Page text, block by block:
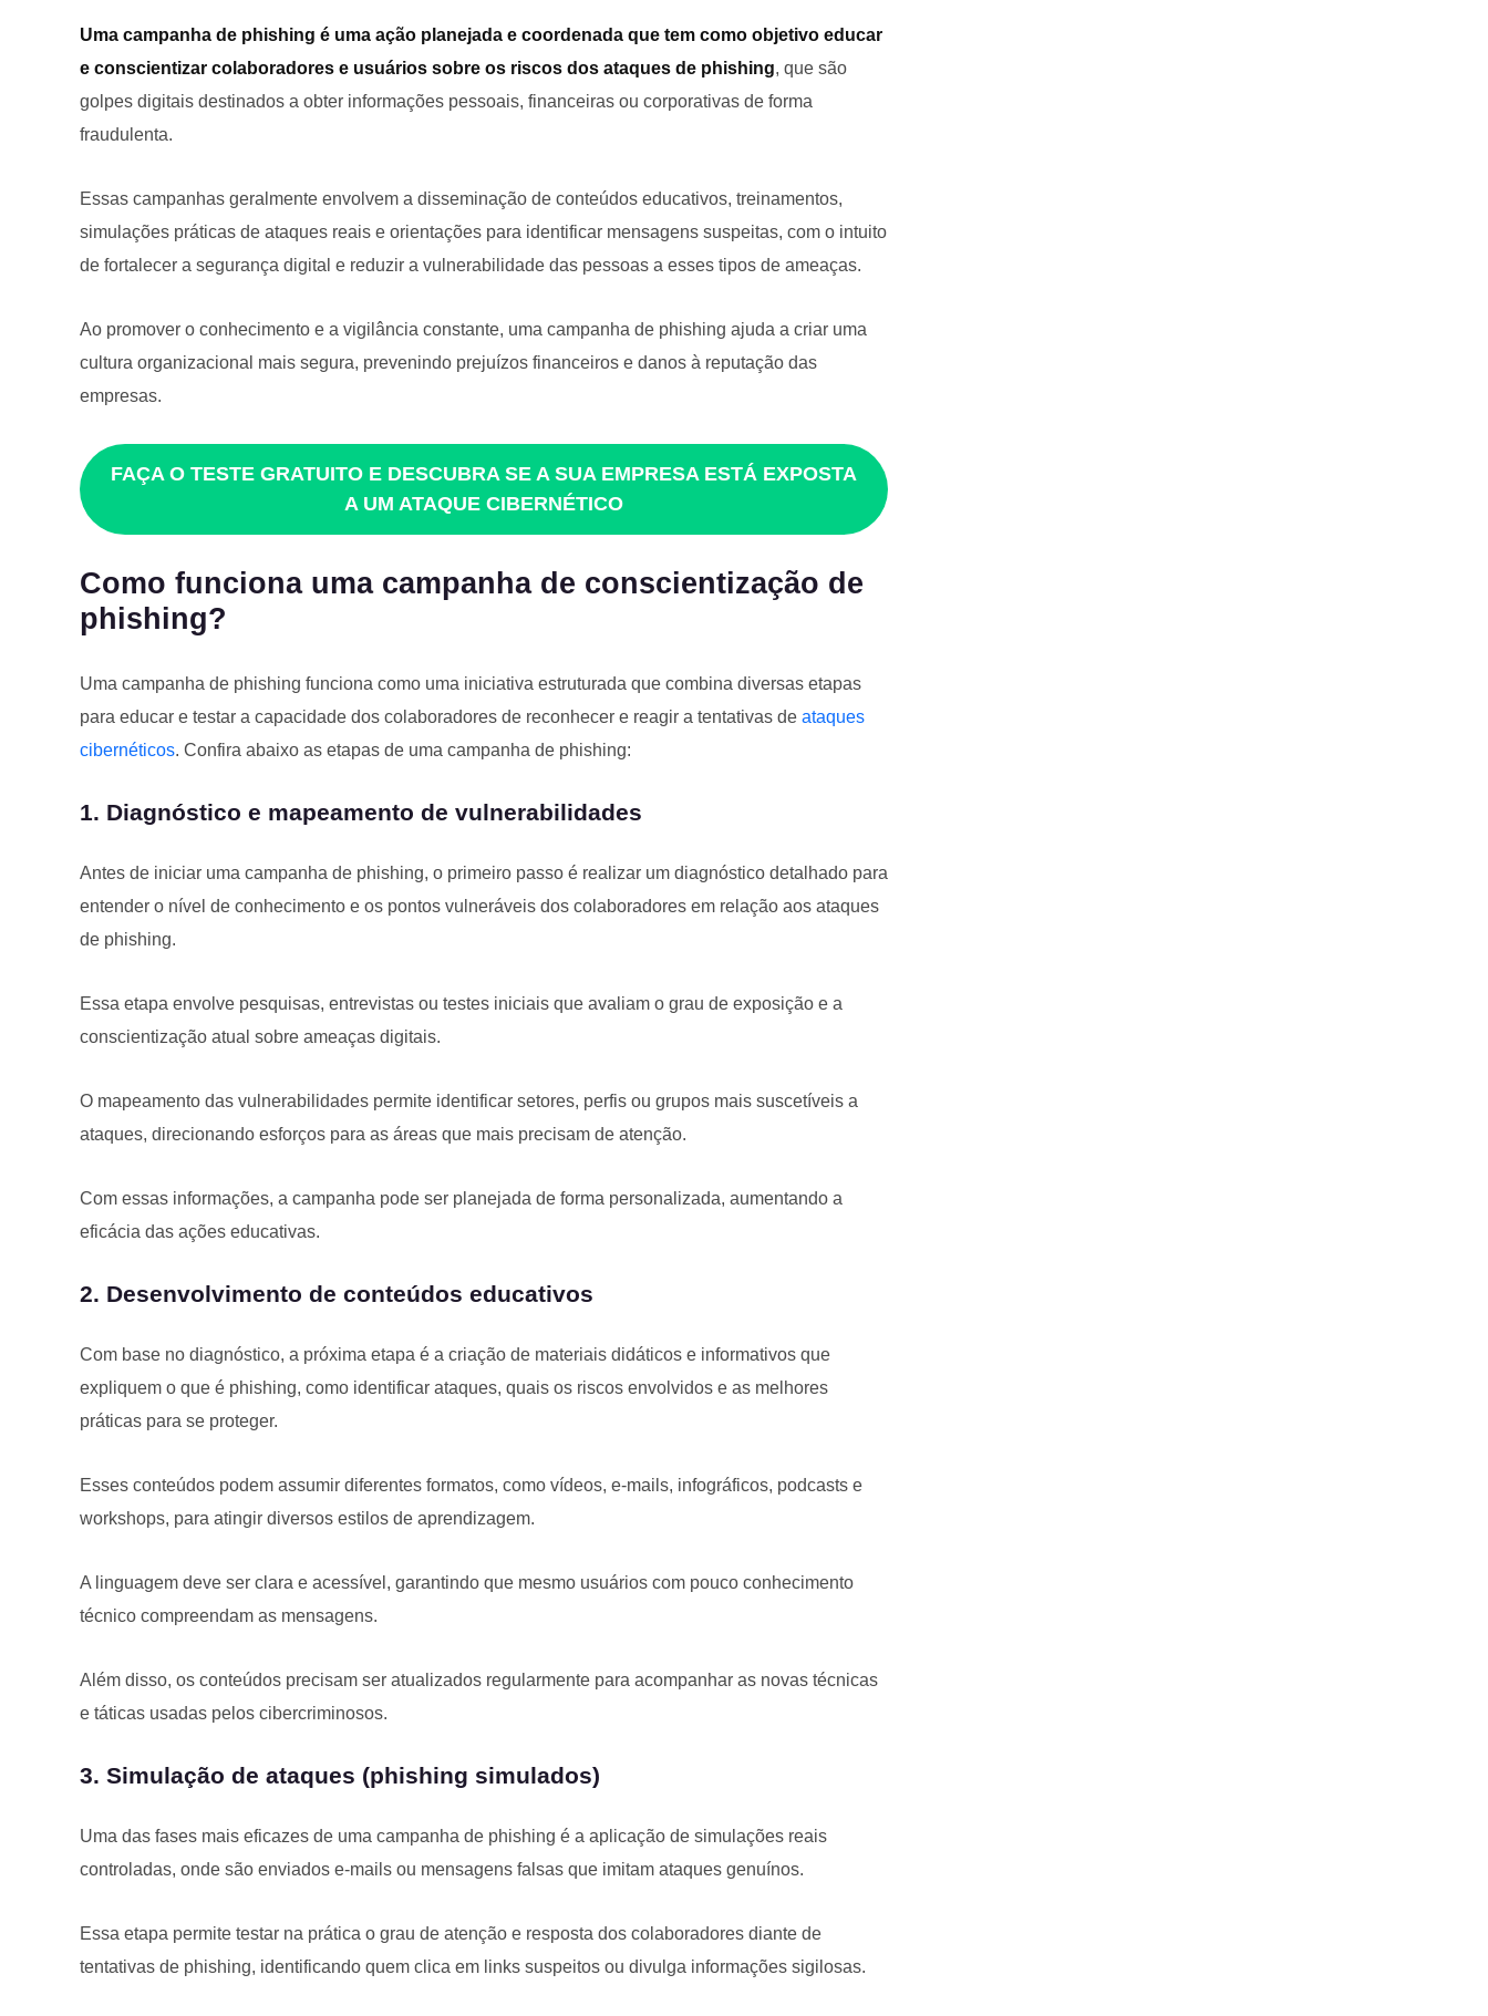
Uma campanha de phishing é uma ação planejada e coordenada que tem como objetivo educar
e conscientizar colaboradores e usuários sobre os riscos dos ataques de phishing, que são
golpes digitais destinados a obter informações pessoais, financeiras ou corporativas de forma
fraudulenta.
Essas campanhas geralmente envolvem a disseminação de conteúdos educativos, treinamentos,
simulações práticas de ataques reais e orientações para identificar mensagens suspeitas, com o intuito
de fortalecer a segurança digital e reduzir a vulnerabilidade das pessoas a esses tipos de ameaças.
Ao promover o conhecimento e a vigilância constante, uma campanha de phishing ajuda a criar uma
cultura organizacional mais segura, prevenindo prejuízos financeiros e danos à reputação das
empresas.
FAÇA O TESTE GRATUITO E DESCUBRA SE A SUA EMPRESA ESTÁ EXPOSTA
A UM ATAQUE CIBERNÉTICO
Como funciona uma campanha de conscientização de
phishing?
Uma campanha de phishing funciona como uma iniciativa estruturada que combina diversas etapas
para educar e testar a capacidade dos colaboradores de reconhecer e reagir a tentativas de ataques
cibernéticos. Confira abaixo as etapas de uma campanha de phishing:
1. Diagnóstico e mapeamento de vulnerabilidades
Antes de iniciar uma campanha de phishing, o primeiro passo é realizar um diagnóstico detalhado para
entender o nível de conhecimento e os pontos vulneráveis dos colaboradores em relação aos ataques
de phishing.
Essa etapa envolve pesquisas, entrevistas ou testes iniciais que avaliam o grau de exposição e a
conscientização atual sobre ameaças digitais.
O mapeamento das vulnerabilidades permite identificar setores, perfis ou grupos mais suscetíveis a
ataques, direcionando esforços para as áreas que mais precisam de atenção.
Com essas informações, a campanha pode ser planejada de forma personalizada, aumentando a
eficácia das ações educativas.
2. Desenvolvimento de conteúdos educativos
Com base no diagnóstico, a próxima etapa é a criação de materiais didáticos e informativos que
expliquem o que é phishing, como identificar ataques, quais os riscos envolvidos e as melhores
práticas para se proteger.
Esses conteúdos podem assumir diferentes formatos, como vídeos, e-mails, infográficos, podcasts e
workshops, para atingir diversos estilos de aprendizagem.
A linguagem deve ser clara e acessível, garantindo que mesmo usuários com pouco conhecimento
técnico compreendam as mensagens.
Além disso, os conteúdos precisam ser atualizados regularmente para acompanhar as novas técnicas
e táticas usadas pelos cibercriminosos.
3. Simulação de ataques (phishing simulados)
Uma das fases mais eficazes de uma campanha de phishing é a aplicação de simulações reais
controladas, onde são enviados e-mails ou mensagens falsas que imitam ataques genuínos.
Essa etapa permite testar na prática o grau de atenção e resposta dos colaboradores diante de
tentativas de phishing, identificando quem clica em links suspeitos ou divulga informações sigilosas.